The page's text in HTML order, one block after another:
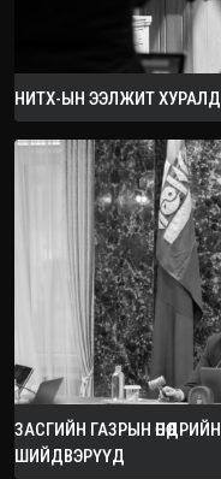
НИТХ-ЫН ЭЭЛЖИТ
ЗАСГИЙН ГАЗРЫН
ШИЙДВЭРҮҮД